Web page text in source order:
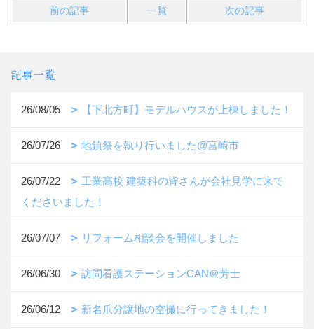
前の記事 一覧 次の記事
記事一覧
26/08/05 【下北方町】モデルハウスが上棟しました！
26/07/26 地鎮祭を執り行いました@宮崎市
26/07/22
工業高校 建築科の皆さんが会社見学に来て
くださいました！
26/07/07 リフォーム相談会を開催しました
26/06/30 訪問看護ステーションCAN＠芳士
26/06/12 新名爪分譲地の空撮に行ってきました！